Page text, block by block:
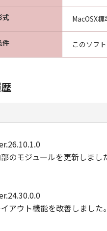
式 MacOSX
件 このソフ
のモジュールを更新しまし
アウト機能を改善しました。